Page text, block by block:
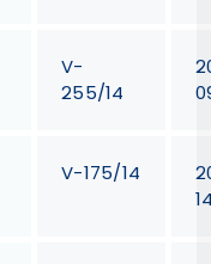
V-
255/14
V-175/14